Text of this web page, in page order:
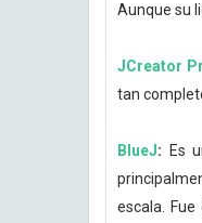
Aunque su
JCreator
tan
BlueJ: Es
escala.